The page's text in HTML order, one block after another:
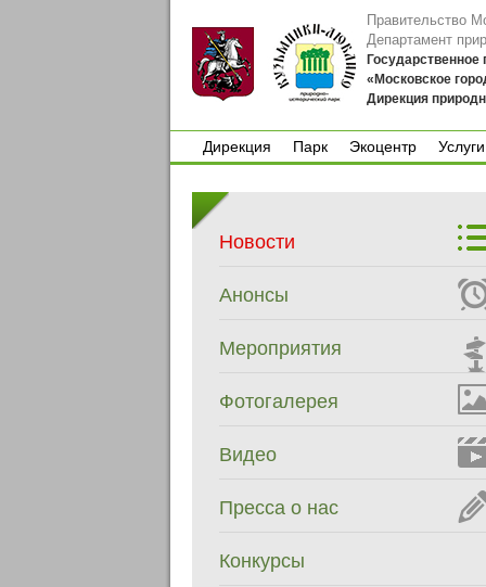
Правительство
Департамент
«Московское
Дирекция
Дирекция
Парк
Экоцентр
Услуги
Новости
Анонсы
Мероприятия
Фотогалерея
Видео
Пресса о нас
Конкурсы